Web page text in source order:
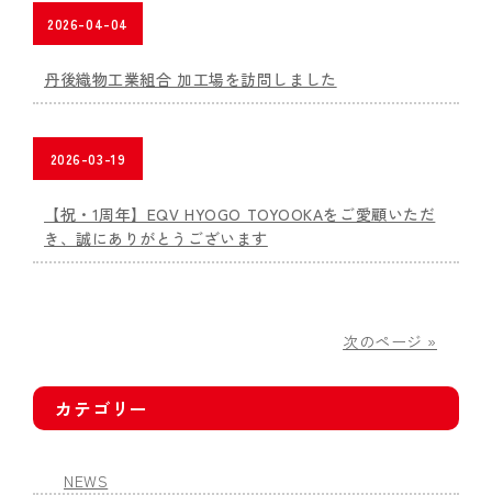
2026-04-04
丹後織物工業組合 加工場を訪問しました
2026-03-19
【祝・1周年】EQV HYOGO TOYOOKAをご愛顧いただ
き、誠にありがとうございます
次のページ »
カテゴリー
NEWS